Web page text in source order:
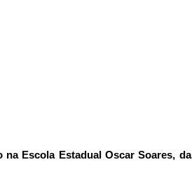
na Escola Estadual Oscar Soares,